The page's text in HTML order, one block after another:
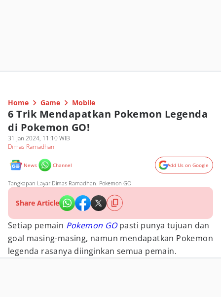
Home Game Mobile
6 Trik Mendapatkan Pokemon Legenda
di Pokemon GO!
31 Jan 2024, 11:10 WIB
Dimas Ramadhan
News Channel Add Us on Google
Tangkapan Layar Dimas Ramadhan. Pokemon GO
Share Article
Setiap pemain Pokemon GO pasti punya tujuan dan
goal masing-masing, namun mendapatkan Pokemon
legenda rasanya diinginkan semua pemain.